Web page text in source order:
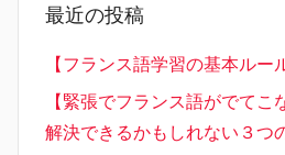
最近の投稿
【フランス語学習の基本ルー
【緊張でフランス語がでて
解決できるかもしれない３つ